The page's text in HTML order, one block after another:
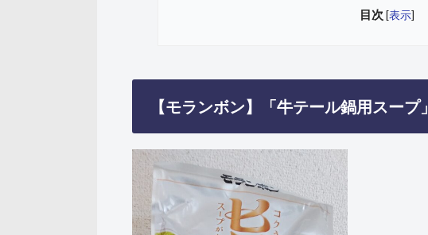
目次 [表示]
【モランボン】「牛テール鍋用スープ」